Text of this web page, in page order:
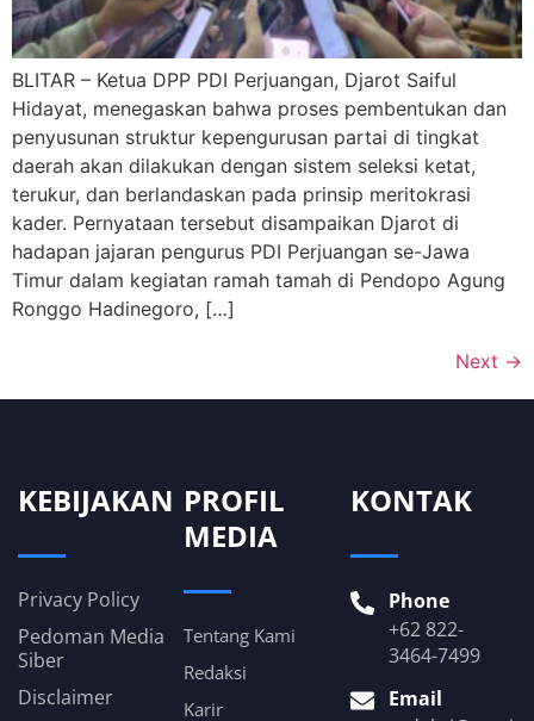
BLITAR – Ketua DPP PDI Perjuangan, Djarot Saiful
Hidayat, menegaskan bahwa proses pembentukan dan
penyusunan struktur kepengurusan partai di tingkat
daerah akan dilakukan dengan sistem seleksi ketat,
terukur, dan berlandaskan pada prinsip meritokrasi
kader. Pernyataan tersebut disampaikan Djarot di
hadapan jajaran pengurus PDI Perjuangan se-Jawa
Timur dalam kegiatan ramah tamah di Pendopo Agung
Ronggo Hadinegoro, […]
Next →
KEBIJAKAN
Privacy Policy
Pedoman Media
Siber
Disclaimer
PROFIL
MEDIA
Tentang Kami
Redaksi
Karir
KONTAK
Phone
+62 822-
3464-7499
Email